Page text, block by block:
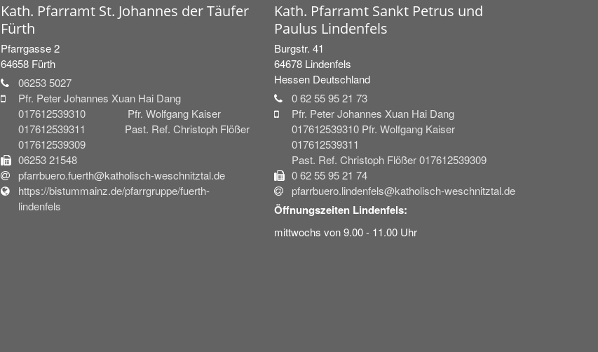
Kath. Pfarramt St. Johannes der Täufer
Fürth
Pfarrgasse 2
64658 Fürth
06253 5027
Pfr. Peter Johannes Xuan Hai Dang
017612539310 Pfr. Wolfgang Kaiser
017612539311 Past. Ref. Christoph Flößer
017612539309
06253 21548
pfarrbuero.fuerth@katholisch-weschnitztal.de
https://bistummainz.de/pfarrgruppe/fuerth-
lindenfels
Kath. Pfarramt Sankt Petrus und
Paulus Lindenfels
Burgstr. 41
64678 Lindenfels
Hessen Deutschland
0 62 55 95 21 73
Pfr. Peter Johannes Xuan Hai Dang
017612539310 Pfr. Wolfgang Kaiser
017612539311
Past. Ref. Christoph Flößer 017612539309
0 62 55 95 21 74
pfarrbuero.lindenfels@katholisch-weschnitztal.de
Öffnungszeiten Lindenfels:
mittwochs von 9.00 - 11.00 Uhr